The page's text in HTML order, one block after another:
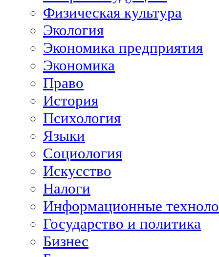
Физическая культура
Экология
Экономика предприятия
Экономика
Право
История
Психология
Языки
Социология
Искусство
Налоги
Информационные
Государство и политика
Бизнес